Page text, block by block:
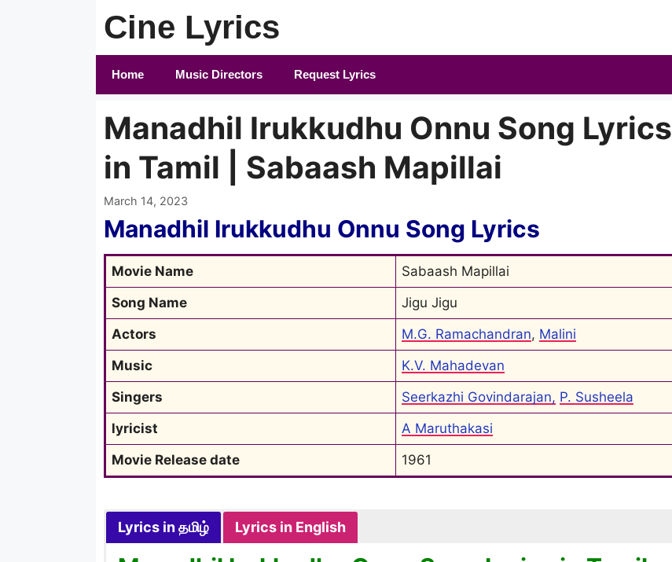
Cine Lyrics
Home Music Directors Request Lyrics
Manadhil Irukkudhu Onnu Song Lyrics
in Tamil | Sabaash Mapillai
March 14, 2023
Manadhil Irukkudhu Onnu Song Lyrics
Movie Name
Sabaash Mapillai
Song Name
Jigu Jigu
Actors
M.G. Ramachandran, Malini
Music
K.V. Mahadevan
Singers
Seerkazhi Govindarajan, P. Susheela
lyricist
A Maruthakasi
Movie Release date
1961
Lyrics in தமிழ் Lyrics in English